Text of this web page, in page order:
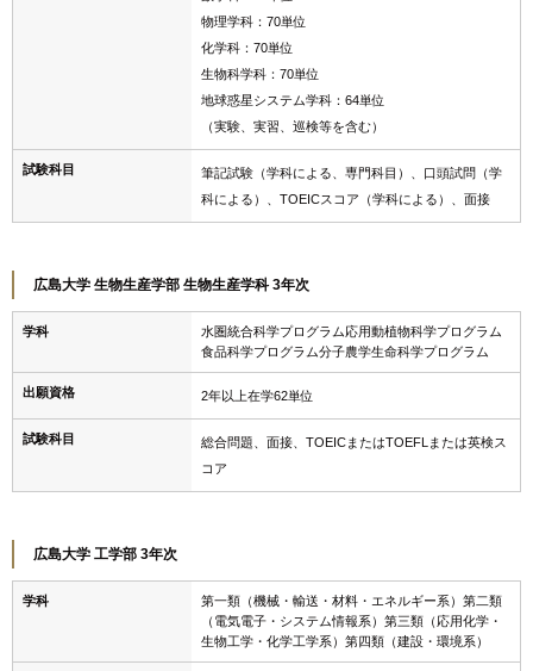
物理学科：70単位
化学科：70単位
生物科学科：70単位
地球惑星システム学科：64単位
（実験、実習、巡検等を含む）
試験科目
筆記試験（学科による、専門科目）、口頭試問（学
科による）、TOEICスコア（学科による）、面接
広島大学 生物生産学部 生物生産学科 3年次
学科
水圏統合科学プログラム応用動植物科学プログラム
食品科学プログラム分子農学生命科学プログラム
出願資格 2年以上在学62単位
試験科目
総合問題、面接、TOEICまたはTOEFLまたは英検ス
コア
広島大学 工学部 3年次
学科
第一類（機械・輸送・材料・エネルギー系）第二類
（電気電子・システム情報系）第三類（応用化学・
生物工学・化学工学系）第四類（建設・環境系）